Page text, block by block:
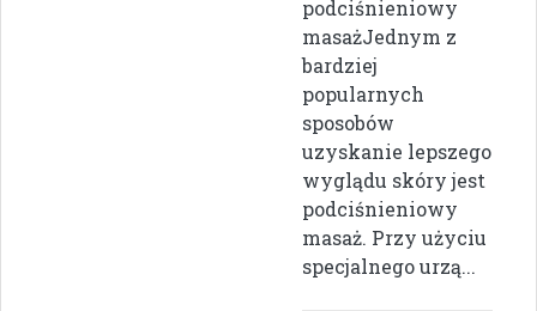
podciśnieniowy
masażJednym z
bardziej
popularnych
sposobów
uzyskanie lepszego
wyglądu skóry jest
podciśnieniowy
masaż. Przy użyciu
specjalnego urzą...